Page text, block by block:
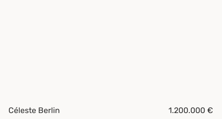
Céleste Berlin 1.200.000 €